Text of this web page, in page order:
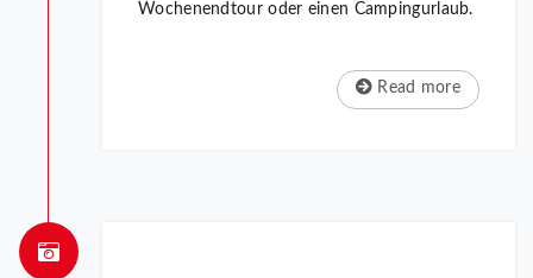
Wochenendtour oder einen Campingurlaub.
Read more